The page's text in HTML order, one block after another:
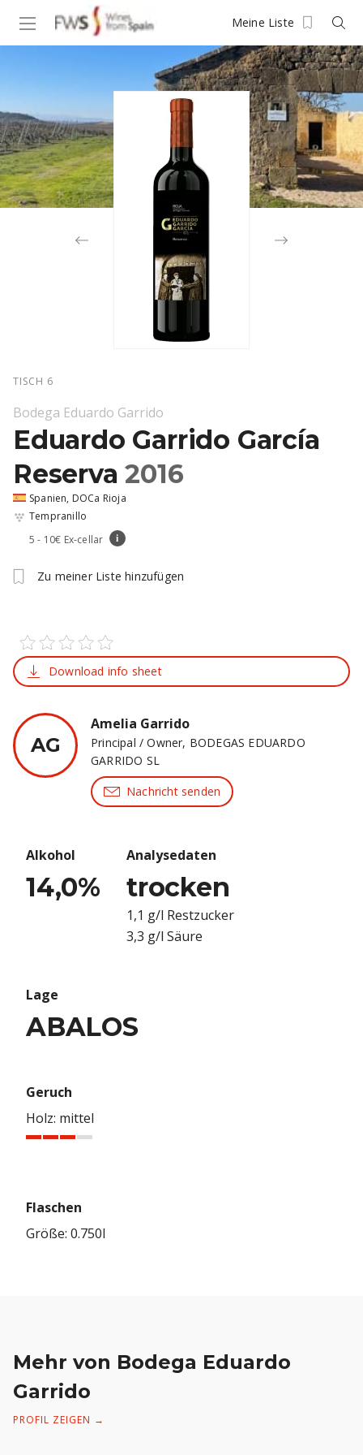
Meine Liste
TISCH 6
Bodega Eduardo Garrido
Eduardo Garrido García
Reserva 2016
Spanien, DOCa Rioja
Tempranillo
5 - 10€ Ex-cellar
i
Zu meiner Liste hinzufügen
Download info sheet
AG
Amelia Garrido
Principal / Owner, BODEGAS EDUARDO
GARRIDO SL
Nachricht senden
Alkohol
14,0%
Analysedaten
trocken
1,1 g/l Restzucker
3,3 g/l Säure
Lage
ABALOS
Geruch
Holz: mittel
Flaschen
Größe: 0.750l
Mehr von Bodega Eduardo
Garrido
PROFIL ZEIGEN →